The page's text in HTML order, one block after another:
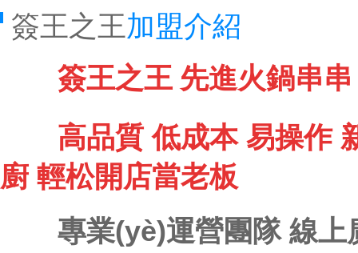
簽王之王加盟介紹
簽王之王 先進火鍋串
高品質 低成本 易操作
廚 輕松開店當老板
專業(yè)運營團隊 線